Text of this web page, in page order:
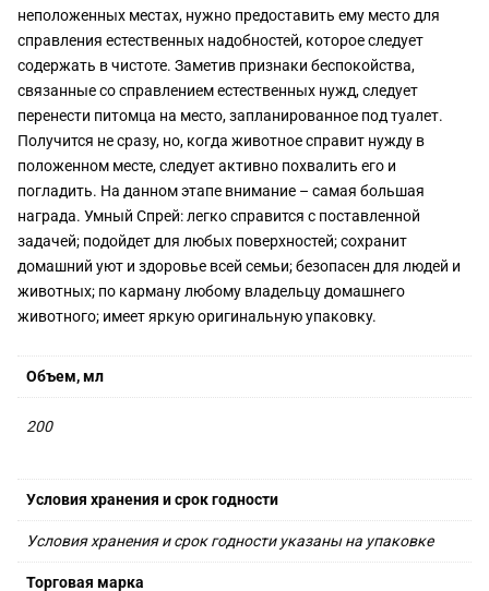
неположенных местах, нужно предоставить ему место для
справления естественных надобностей, которое следует
содержать в чистоте. Заметив признаки беспокойства,
связанные со справлением естественных нужд, следует
перенести питомца на место, запланированное под туалет.
Получится не сразу, но, когда животное справит нужду в
положенном месте, следует активно похвалить его и
погладить. На данном этапе внимание – самая большая
награда. Умный Спрей: легко справится с поставленной
задачей; подойдет для любых поверхностей; сохранит
домашний уют и здоровье всей семьи; безопасен для людей и
животных; по карману любому владельцу домашнего
животного; имеет яркую оригинальную упаковку.
Объем, мл
200
Условия хранения и срок годности
Условия хранения и срок годности указаны на упаковке
Торговая марка